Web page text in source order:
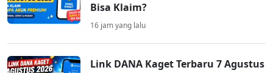
Bisa Klaim?
16 jam yang lalu
Link DANA Kaget Terbaru 7 Agustus